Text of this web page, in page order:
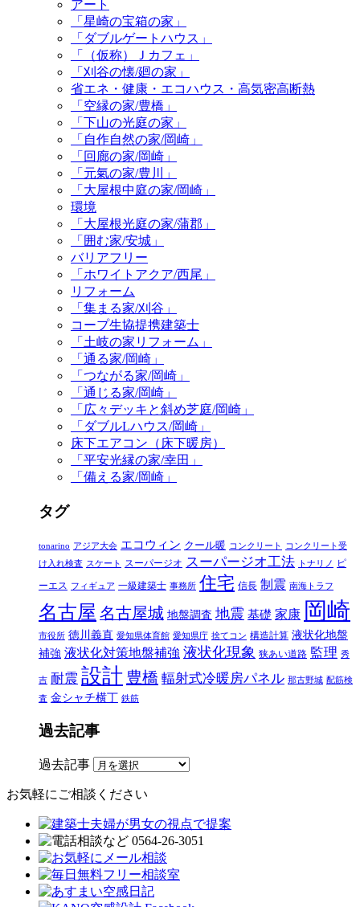
アート
「星崎の宝箱の家」
「ダブルゲートハウス」
「（仮称）Ｊカフェ」
「刈谷の懐/廻の家」
省エネ・健康・エコハウス・高気密高断熱
「空縁の家/豊橋」
「下山の光庭の家」
「自作自然の家/岡崎」
「回廊の家/岡崎」
「元氣の家/豊川」
「大屋根中庭の家/岡崎」
環境
「大屋根光庭の家/蒲郡」
「囲む家/安城」
バリアフリー
「ホワイトアクア/西尾」
リフォーム
「集まる家/刈谷」
コープ生協提携建築士
「土岐の家リフォーム」
「通る家/岡崎」
「つながる家/岡崎」
「通じる家/岡崎」
「広々デッキと斜め芝庭/岡崎」
「ダブルLハウス/岡崎」
床下エアコン（床下暖房）
「平安光縁の家/幸田」
「備える家/岡崎」
タグ
tonarino アジア大会 エコウィン クール暖 コンクリート
コンクリート受
け入れ検査 スケート スーパージオ スーパージオ工法 トナリノ
ピ
ーエス フィギュア 一級建築士 事務所 住宅 信長 制震 南海トラフ
名古屋 名古屋城 地盤調査 地震 基礎 家康 岡崎
市役所 徳川義直 愛知県体育館 愛知県庁 捨てコン 構造計算 液状化地盤
補強 液状化対策地盤補強 液状化現象 狭あい道路 監理 秀
吉 耐震 設計 豊橋 輻射式冷暖房パネル 那古野城 配筋検
査 金シャチ横丁 鉄筋
過去記事
過去記事
お気軽にご相談ください